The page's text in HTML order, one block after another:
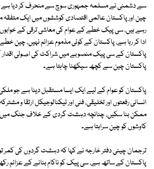
سے دشمنی نے مسلمہ جمہوری سوچ سے منحرف کر دیا ہے
چین اور پاکستان عالمی اقتصادی کوششوں میں ایک
رہے ہیں، سی پیک خطے کے عوام کی معاشی ترقی کے
ادا کر رہا ہے، پاکستان کے کوئی مذموم عزائم نہیں، چین
پاکستان کے سی پیک منصوبے میں شراکت کی اصولی اقدار
پاکستان چین سے کچھ سیکھنا چاہتا ہے۔
پاکستان کو عوام کے لیے ایک ایسا مستقبل دینا ہے جو
انسانی رفعتوں اور تخلیقی، فنی اور ٹیکنالوجیکل ارتقا و
ممکن بنا سکیں، چنانچہ دہشت گردی کے خلاف جنگ
کاوشوں کو چین سراہتا ہے۔
ترجمان چینی دفتر خارجہ نے کہا کہ دہشت گردوں کی کمر
پاکستان کے ساتھ ہے، سی پیک کو ناکام بنانے کے عزائم